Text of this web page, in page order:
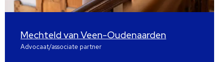
Mechteld van Veen-Oudenaarden
Advocaat/associate partner